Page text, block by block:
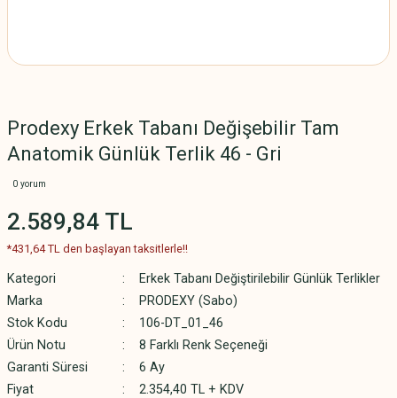
Prodexy Erkek Tabanı Değişebilir Tam
Anatomik Günlük Terlik 46 - Gri
0 yorum
2.589,84 TL
*431,64 TL den başlayan taksitlerle!!
Kategori
Erkek Tabanı Değiştirilebilir Günlük Terlikler
Marka
PRODEXY (Sabo)
Stok Kodu
106-DT_01_46
Ürün Notu
8 Farklı Renk Seçeneği
Garanti Süresi
6 Ay
Fiyat
2.354,40 TL + KDV